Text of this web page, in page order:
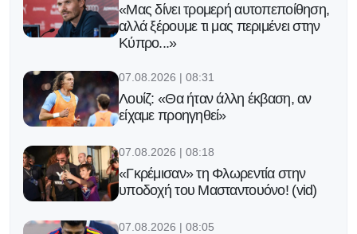
«Μας δίνει τρομερή αυτοπεποίθηση,
αλλά ξέρουμε τι μας περιμένει στην
Κύπρο...»
07.08.2026 | 08:31
Λουίζ: «Θα ήταν άλλη έκβαση, αν
είχαμε προηγηθεί»
07.08.2026 | 08:18
«Γκρέμισαν» τη Φλωρεντία στην
υποδοχή του Μασταντουόνο! (vid)
07.08.2026 | 08:05